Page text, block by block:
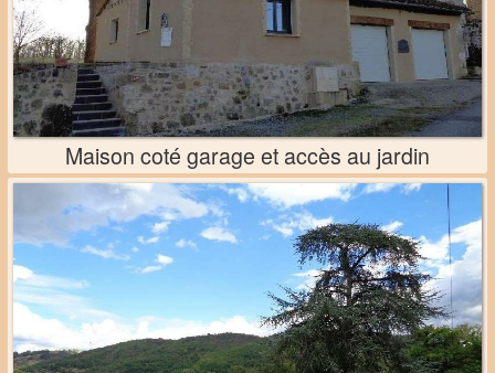
Maison coté garage et accès au jardin